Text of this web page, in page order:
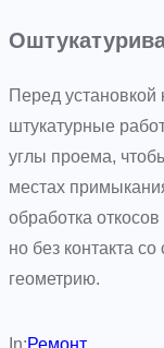
Перед установкой
штукатурные
углы проема,
местах
обработка
но без контакта
геометрию.